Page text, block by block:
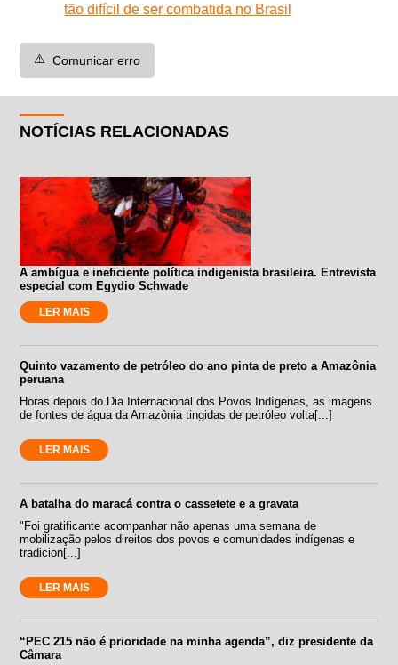
tão difícil de ser combatida no Brasil
⚠️ Comunicar erro
NOTÍCIAS RELACIONADAS
A ambígua e ineficiente política indigenista brasileira. Entrevista
especial com Egydio Schwade
LER MAIS
Quinto vazamento de petróleo do ano pinta de preto a Amazônia
peruana
Horas depois do Dia Internacional dos Povos Indígenas, as imagens
de fontes de água da Amazônia tingidas de petróleo volta[...]
LER MAIS
A batalha do maracá contra o cassetete e a gravata
"Foi gratificante acompanhar não apenas uma semana de
mobilização pelos direitos dos povos e comunidades indígenas e
tradicion[...]
LER MAIS
“PEC 215 não é prioridade na minha agenda”, diz presidente da
Câmara